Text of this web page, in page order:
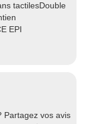
tactilesDouble
EPI
Partagez vos avis